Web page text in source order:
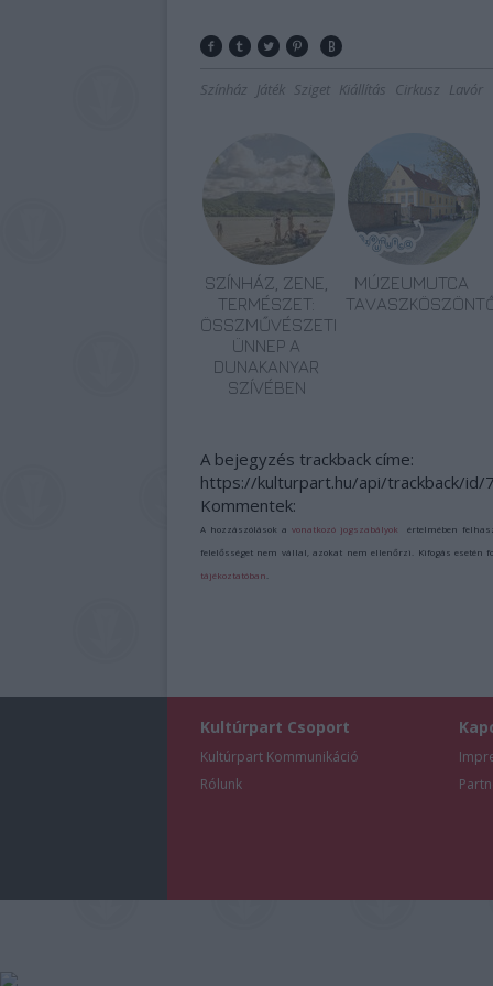
Színház Játék Sziget Kiállítás Cirkusz Lavór
SZÍNHÁZ, ZENE,
TERMÉSZET:
ÖSSZMŰVÉSZETI
ÜNNEP A
DUNAKANYAR
SZÍVÉBEN
MÚZEUMUTCA
A bejegyzés trackback címe:
https://kulturpart.hu/api/trackback/id/
Kommentek:
A hozzászólások avonatkozó jogszabályok értelmében
felelősséget nem vállal, azokat nem ellenőrzi. Kifogás esetén
tájékoztatóban
Kultúrpart Csoport
Kultúrpart Kommunikáció
Rólunk